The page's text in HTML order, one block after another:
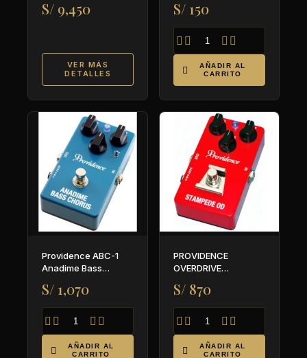
S/ 9,450
VER MÁS
DETALLES
S/ 150
   

AÑADIR AL
CARRITO
Providence ABC-1
Anadime Bass
S/ 1,070
   

AÑADIR AL
CARRITO
PROVIDENCE
OVERDRIVE
S/ 870
   

AÑADIR AL
CARRITO